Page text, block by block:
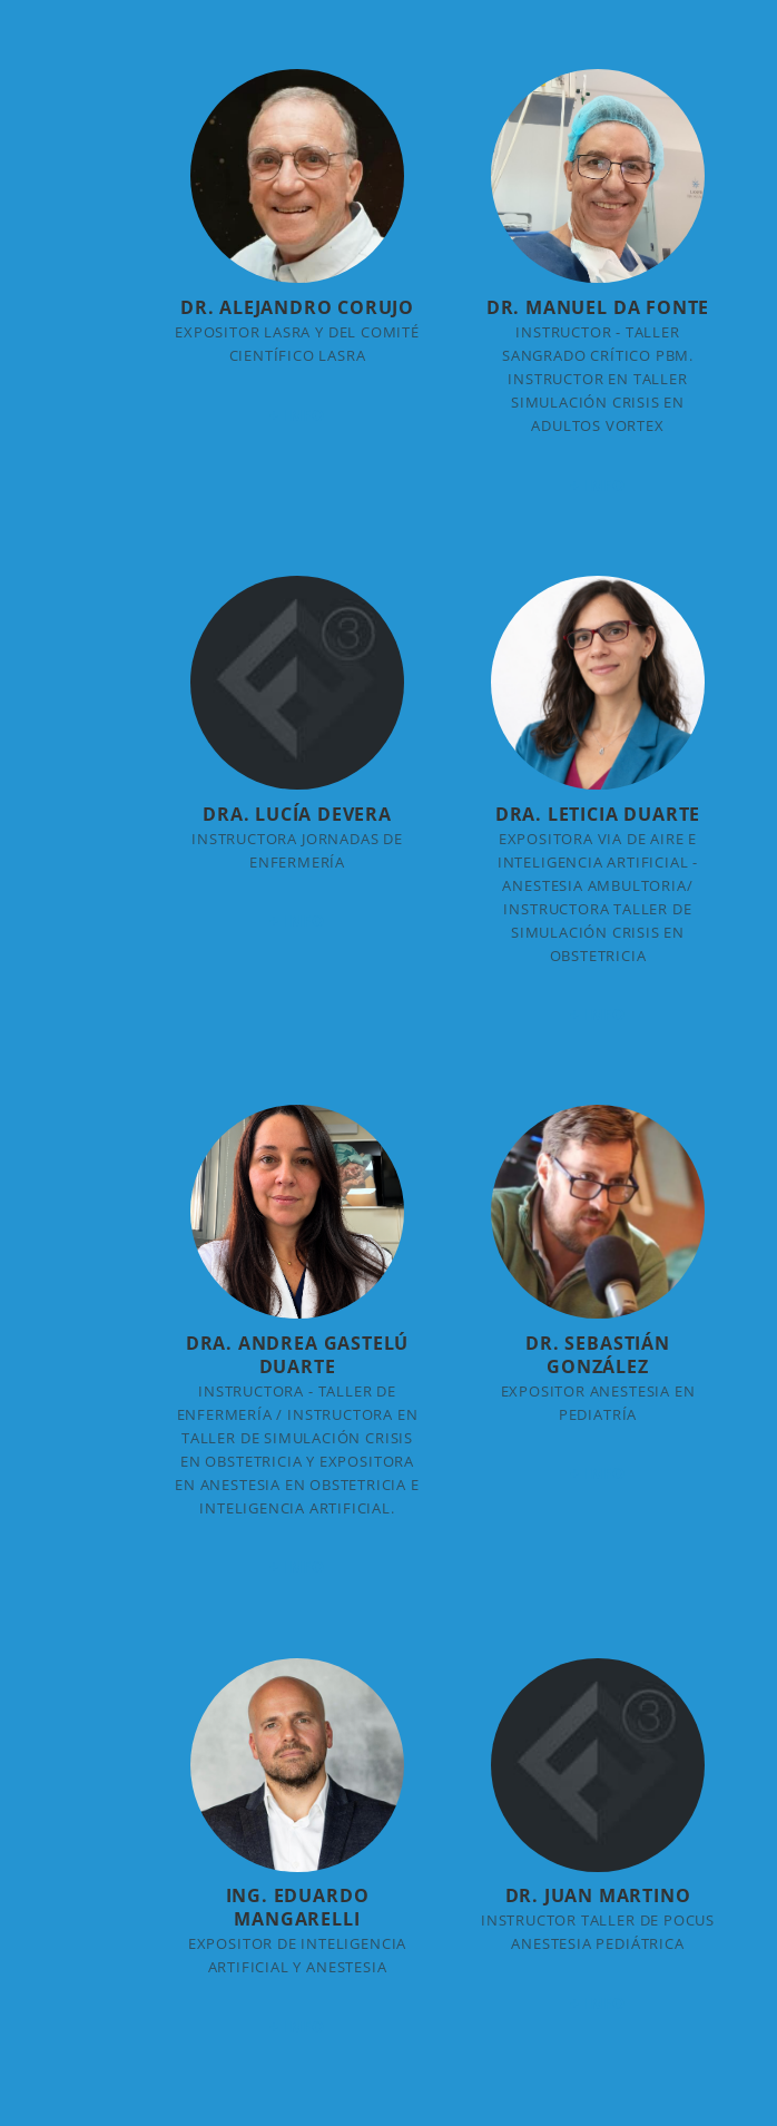
DR. ALEJANDRO CORUJO
EXPOSITOR LASRA Y DEL COMITÉ
CIENTÍFICO LASRA
DR. MANUEL DA FONTE
INSTRUCTOR - TALLER
SANGRADO CRÍTICO PBM.
INSTRUCTOR EN TALLER
SIMULACIÓN CRISIS EN
ADULTOS VORTEX
DRA. LUCÍA DEVERA
INSTRUCTORA JORNADAS DE
ENFERMERÍA
DRA. LETICIA DUARTE
EXPOSITORA VIA DE AIRE E
INTELIGENCIA ARTIFICIAL -
ANESTESIA AMBULTORIA/
INSTRUCTORA TALLER DE
SIMULACIÓN CRISIS EN
OBSTETRICIA
DRA. ANDREA GASTELÚ
DUARTE
INSTRUCTORA - TALLER DE
ENFERMERÍA / INSTRUCTORA EN
TALLER DE SIMULACIÓN CRISIS
EN OBSTETRICIA Y EXPOSITORA
EN ANESTESIA EN OBSTETRICIA E
INTELIGENCIA ARTIFICIAL.
DR. SEBASTIÁN
GONZÁLEZ
EXPOSITOR ANESTESIA EN
PEDIATRÍA
ING. EDUARDO
MANGARELLI
EXPOSITOR DE INTELIGENCIA
ARTIFICIAL Y ANESTESIA
DR. JUAN MARTINO
INSTRUCTOR TALLER DE POCUS
ANESTESIA PEDIÁTRICA